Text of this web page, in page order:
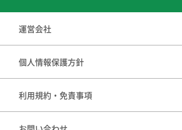
運営会社
個人情報保護方針
利用規約・免責事項